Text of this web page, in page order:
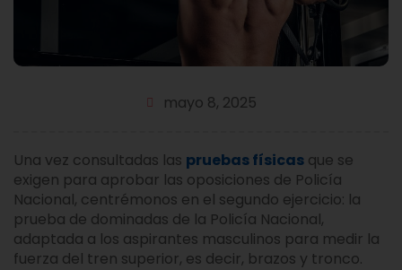
mayo 8, 2025
Una vez consultadas las pruebas físicas que se
exigen para aprobar las oposiciones de Policía
Nacional, centrémonos en el segundo ejercicio: la
prueba de dominadas de la Policía Nacional,
adaptada a los aspirantes masculinos para medir la
fuerza del tren superior, es decir, brazos y tronco.